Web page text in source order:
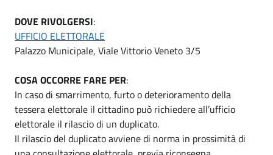
DOVE RIVOLGERSI:
UFFICIO ELETTORALE
Palazzo Municipale, Viale Vittorio Veneto 3/5
COSA OCCORRE FARE PER:
In caso di smarrimento, furto o deterioramento della
tessera elettorale il cittadino può richiedere all’ufficio
elettorale il rilascio di un duplicato.
Il rilascio del duplicato avviene di norma in prossimità di